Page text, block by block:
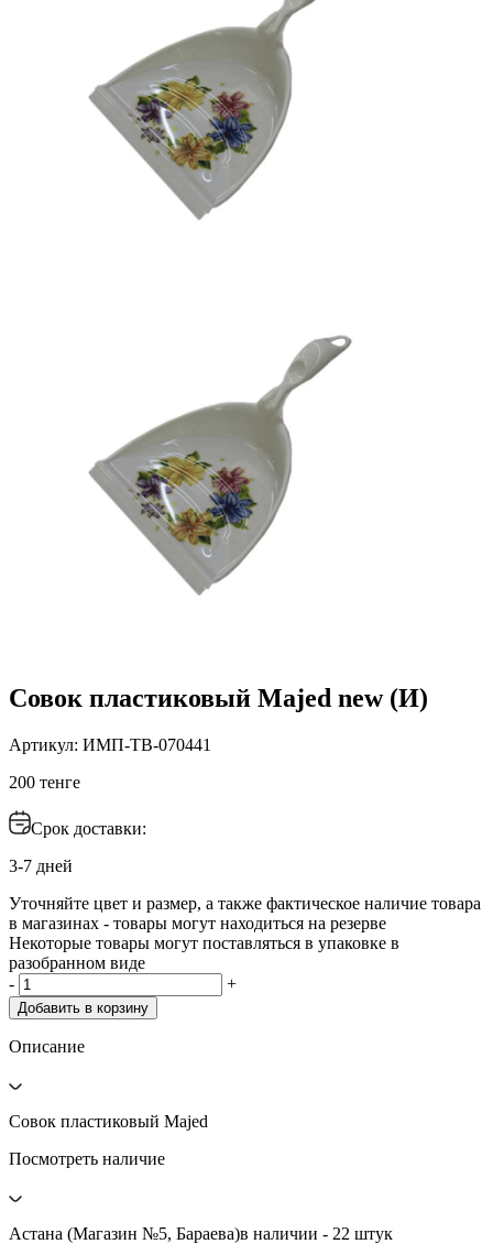
Совок пластиковый Majed new (И)
Артикул: ИМП-ТВ-070441
200 тенге
Срок доставки:
3-7 дней
Уточняйте цвет и размер, а также фактическое наличие товара
в магазинах - товары могут находиться на резерве
Некоторые товары могут поставляться в упаковке в
разобранном виде
-
+
Добавить в корзину
Описание
Совок пластиковый Majed
Посмотреть наличие
Астана (Магазин №5, Бараева)в наличии - 22 штук